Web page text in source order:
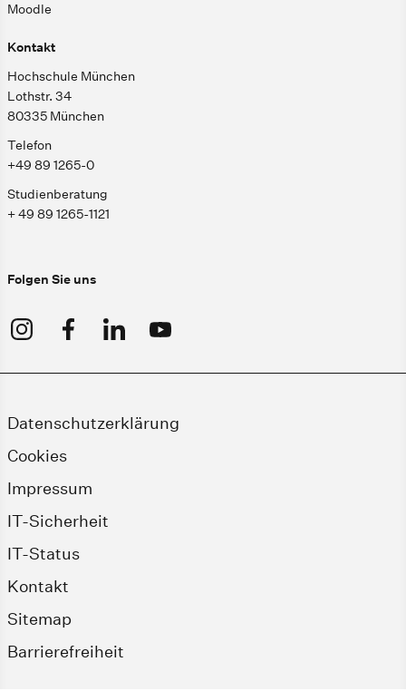
Moodle
Kontakt
Hochschule München
Lothstr. 34
80335 München
Telefon
+49 89 1265-0
Studienberatung
+ 49 89 1265-1121
Folgen Sie uns
Datenschutzerklärung
Cookies
Impressum
IT-Sicherheit
IT-Status
Kontakt
Sitemap
Barrierefreiheit